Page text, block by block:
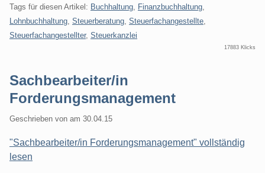
Tags für diesen Artikel: Buchhaltung Finanzbuchhaltung
Lohnbuchhaltung Steuerberatung Steuerfachangestellte
Steuerfachangestellter, Steuerkanzlei
17883 Klicks
Sachbearbeiter/in
Forderungsmanagement
Geschrieben von am 30.04.15
"Sachbearbeiter/in Forderungsmanagement" vollständig
lesen